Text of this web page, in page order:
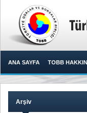
ANA SAYFA TOBB
Arşiv